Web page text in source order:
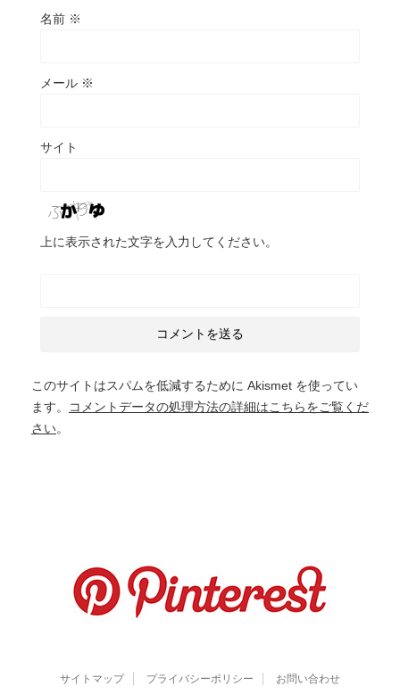
名前 ※
メール ※
サイト
上に表示された文字を入力してください。
このサイトはスパムを低減するために Akismet を使ってい
ます。
コメントデータの処理方法の詳細はこちらをご覧くだ
さい。
サイトマップ プライバシーポリシー お問い合わせ